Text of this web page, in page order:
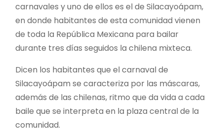
carnavales y uno de ellos es el de Silacayoápam,
en donde habitantes de esta comunidad vienen
de toda la República Mexicana para bailar
durante tres días seguidos la chilena mixteca.
Dicen los habitantes que el carnaval de
Silacayoápam se caracteriza por las máscaras,
además de las chilenas, ritmo que da vida a cada
baile que se interpreta en la plaza central de la
comunidad.